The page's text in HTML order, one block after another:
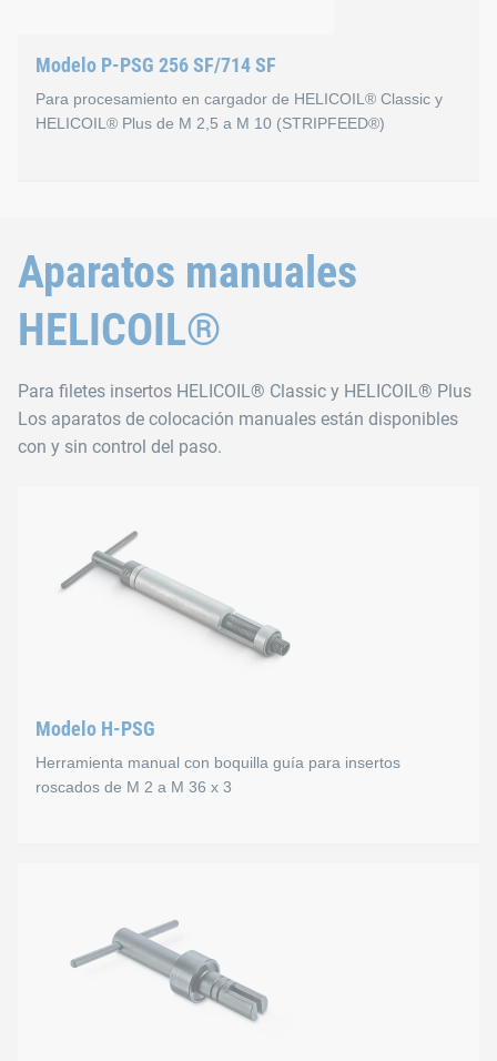
Modelo P-PSG 256 SF/714 SF
Para procesamiento en cargador de HELICOIL® Classic y
HELICOIL® Plus de M 2,5 a M 10 (STRIPFEED®)
La máquina de colocación está dotada de un motor de aire
La regulación de la profundidad de colocación de los
Se recomienda el uso de este aparato en producciones
Aparatos manuales
HELICOIL®
Para filetes insertos HELICOIL® Classic y HELICOIL® Plus
Los aparatos de colocación manuales están disponibles
con y sin control del paso.
Modelo H-PSG
Herramienta manual con boquilla guía para insertos
roscados de M 2 a M 36 x 3
Vástago fileteado, con avance a paso de rosca y con tope